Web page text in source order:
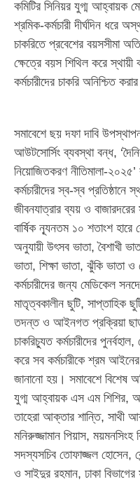
কমিটির সিনিয়র যুগ্ম আহ্বায়ক
শ্রমিক-কর্মচারী দীর্ঘদিন ধরে
চাকরিতে প্রবেশের বয়সসীমা
ক্ষেত্রে বয়স শিথিল করে স্থায়ী
কর্মচারীদের চাকরি অনিশ্চিত
সমাবেশে ছয় দফা দাবি
আউটসোর্সিং ব্যবস্থা বন্ধ,
নিয়োজিতকরণ নীতিমালা-
কর্মচারীদের স্ব-স্ব প্রতিষ্ঠানে
জীবনযাত্রার ব্যয় ও বাজারদরের
বার্ষিক ন্যূনতম ১০ শতাংশ
অনুযায়ী উৎসব ভাতা, বৈশাখী
ভাতা, শিক্ষা ভাতা, ঝুঁকি ভাতা
কর্মচারীদের জন্য মেডিকেল
মাতৃত্বকালীন ছুটি, সাপ্তাহিক
তদন্ত ও আইনগত প্রক্রিয়া
চাকরিচ্যুত কর্মচারীদের
করে সব কর্মচারীকে শ্রম
জানানো হয়। সমাবেশে বিশেষ
যুগ্ম আহ্বায়ক এস এম শিশির,
তাহেরা আক্তার শান্তি, সাথী
মনিরুজ্জামান পিয়াস,
সদস্যসচিব তোফাজ্জল হোসেন,
ও সাইদুর রহমান, ঢাকা